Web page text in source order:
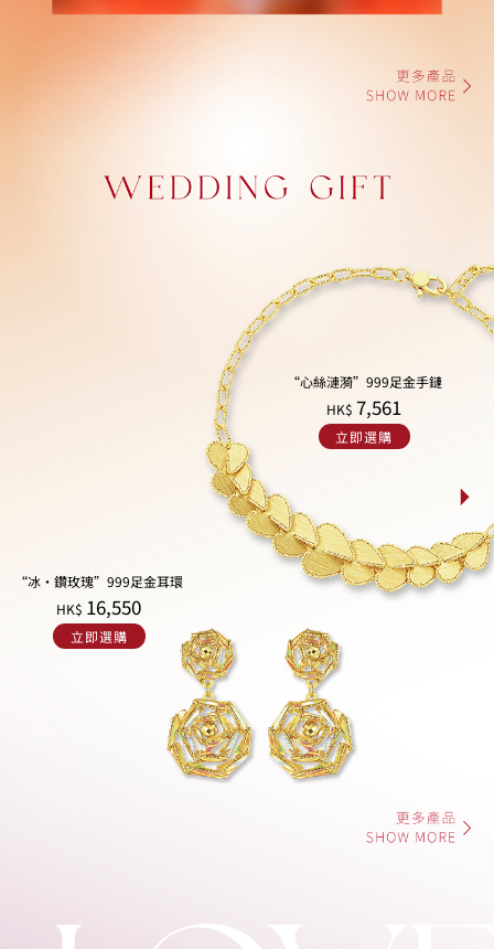
“心絲漣漪”999足金手鏈
HK$7,561
立即選購
“冰‧鑽玫瑰”999足金耳環
HK$ 16,550
立即選購